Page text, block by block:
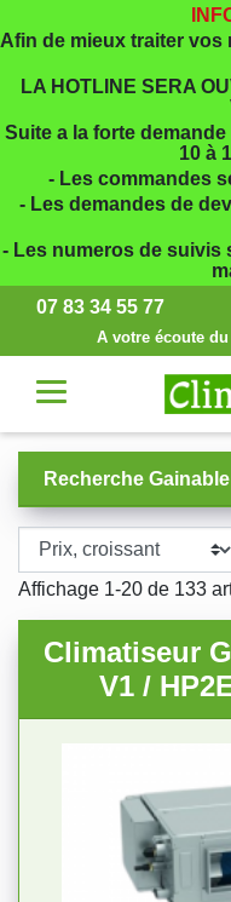
Afin de mieux traiter
LA HOTLINE SERA
Suite a la forte
10 à
- Les commandes
- Les demandes de
- Les numeros de suivis
07 83 34 55 77
A votre écoute
Recherche Gainable
Affichage 1-20 de 133
Climatiseur
V1 /